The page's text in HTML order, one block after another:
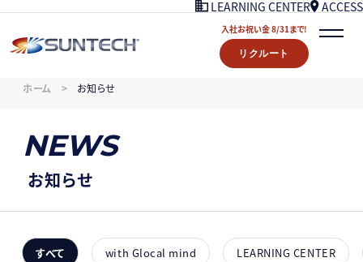
LEARNING CENTER ACCESS
入社お祝い金 8/31まで!
リクルート
STORY
LEARNING CENTER
入社お祝い金プレゼント 8/31まで！
リクルート
ホーム お知らせ
NEWS
お知らせ
すべて with Glocal mind LEARNING CENTER